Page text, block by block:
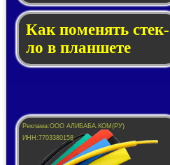
Как по­ме­нять стек­
ло в планшете